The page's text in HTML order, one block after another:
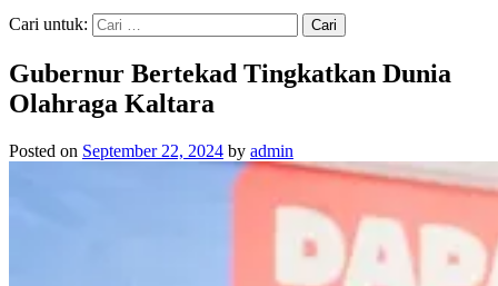
Cari untuk:
Gubernur Bertekad Tingkatkan Dunia
Olahraga Kaltara
Posted on September 22, 2024 by admin